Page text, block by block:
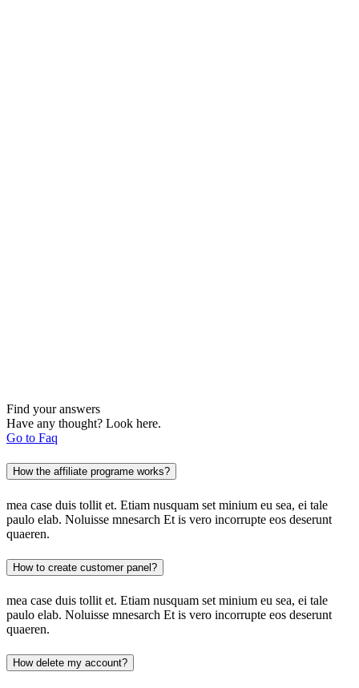
Find your answers
Have any thought? Look here.
Go to Faq
How the affiliate programe works?
mea case duis tollit et. Etiam nusquam set minium eu sea, ei tale
paulo elab. Noluisse mnesarch Et is vero incorrupte eos deserunt
quaeren.
How to create customer panel?
mea case duis tollit et. Etiam nusquam set minium eu sea, ei tale
paulo elab. Noluisse mnesarch Et is vero incorrupte eos deserunt
quaeren.
How delete my account?